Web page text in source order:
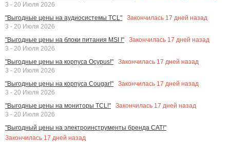
3 - 20 Июля 2026
"Выгодные цены на аудиосистемы TCL"
Закончилась 17 дней назад
3 - 20 Июля 2026
"Выгодные цены на блоки питания MSI !"
Закончилась 17 дней назад
3 - 20 Июля 2026
"Выгодные цены на корпуса Ocypus!"
Закончилась 17 дней назад
3 - 20 Июля 2026
"Выгодные цены на корпуса Cougar!"
Закончилась 17 дней назад
3 - 20 Июля 2026
"Выгодные цены на мониторы TCL!"
Закончилась 17 дней назад
3 - 20 Июля 2026
"Выгодный цены на электроинструменты бренда CAT!"
Закончилась 17 дней назад